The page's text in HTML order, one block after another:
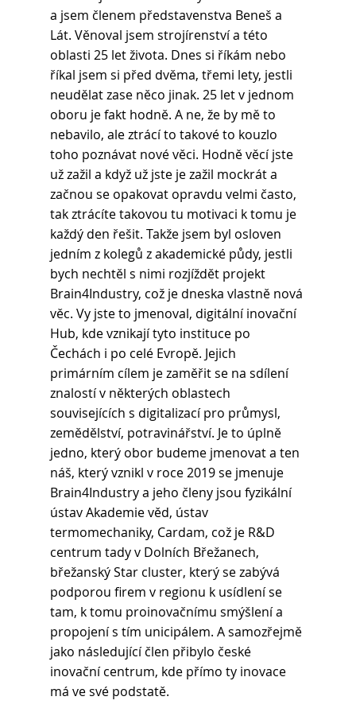
a jsem členem představenstva Beneš a
Lát. Věnoval jsem strojírenství a této
oblasti 25 let života. Dnes si říkám nebo
říkal jsem si před dvěma, třemi lety, jestli
neudělat zase něco jinak. 25 let v jednom
oboru je fakt hodně. A ne, že by mě to
nebavilo, ale ztrácí to takové to kouzlo
toho poznávat nové věci. Hodně věcí jste
už zažil a když už jste je zažil mockrát a
začnou se opakovat opravdu velmi často,
tak ztrácíte takovou tu motivaci k tomu je
každý den řešit. Takže jsem byl osloven
jedním z kolegů z akademické půdy, jestli
bych nechtěl s nimi rozjíždět projekt
Brain4Industry, což je dneska vlastně nová
věc. Vy jste to jmenoval, digitální inovační
Hub, kde vznikají tyto instituce po
Čechách i po celé Evropě. Jejich
primárním cílem je zaměřit se na sdílení
znalostí v některých oblastech
souvisejících s digitalizací pro průmysl,
zemědělství, potravinářství. Je to úplně
jedno, který obor budeme jmenovat a ten
náš, který vznikl v roce 2019 se jmenuje
Brain4Industry a jeho členy jsou fyzikální
ústav Akademie věd, ústav
termomechaniky, Cardam, což je R&D
centrum tady v Dolních Břežanech,
břežanský Star cluster, který se zabývá
podporou firem v regionu k usídlení se
tam, k tomu proinovačnímu smýšlení a
propojení s tím unicipálem. A samozřejmě
jako následující člen přibylo české
inovační centrum, kde přímo ty inovace
má ve své podstatě.